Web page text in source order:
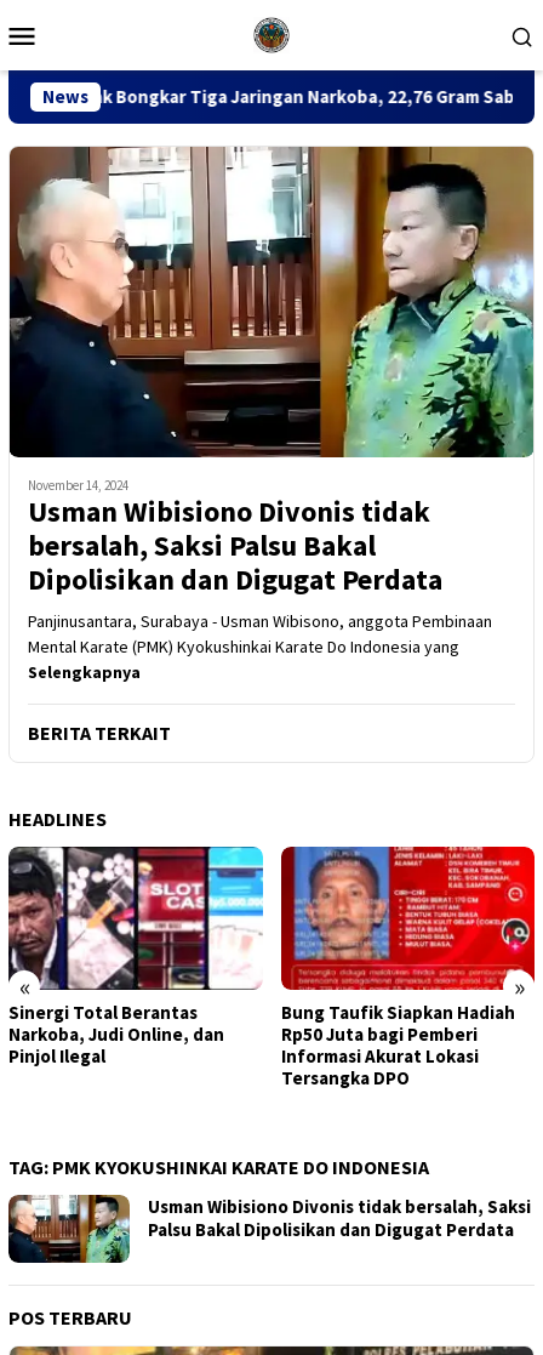
ke
Mobile
News
Tiga Jaringan Narkoba, 22,76 Gram Sabu dan Pil Ekstasi Disita
November 14, 2024
Usman Wibisiono Divonis tidak
bersalah, Saksi Palsu Bakal
Dipolisikan dan Digugat Perdata
Panjinusantara, Surabaya - Usman Wibisono, anggota Pembinaan
Mental Karate (PMK) Kyokushinkai Karate Do Indonesia yang
Selengkapnya
BERITA TERKAIT
HEADLINES
« »
Sinergi Total Berantas
Narkoba, Judi Online, dan
Pinjol Ilegal
Bung Taufik Siapkan Hadiah
Rp50 Juta bagi Pemberi
Informasi Akurat Lokasi
Tersangka DPO
TAG: PMK KYOKUSHINKAI KARATE DO INDONESIA
Usman Wibisiono Divonis tidak bersalah, Saksi
Palsu Bakal Dipolisikan dan Digugat Perdata
POS TERBARU